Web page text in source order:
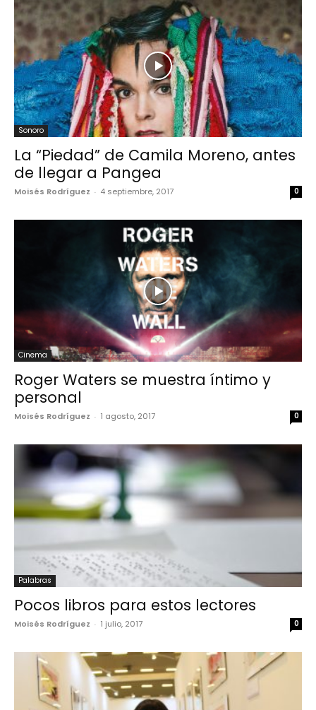
Sonoro
La “Piedad” de Camila Moreno, antes
de llegar a Pangea
Moisés Rodríguez - 4 septiembre, 2017 0
Cinema
Roger Waters se muestra íntimo y
personal
Moisés Rodríguez - 1 agosto, 2017 0
Palabras
Pocos libros para estos lectores
Moisés Rodríguez - 1 julio, 2017 0